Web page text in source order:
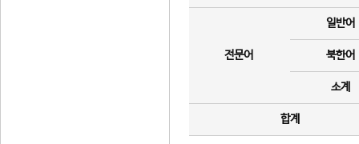
전문어
일반어
북한어
소계
합계